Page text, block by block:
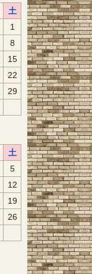
土
1
8
15
22
29
土
5
12
19
26